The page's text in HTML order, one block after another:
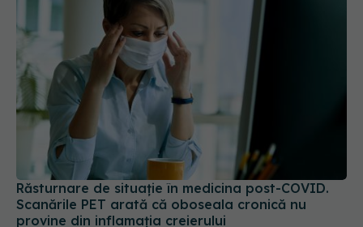
Răsturnare de situație în medicina post-COVID.
Scanările PET arată că oboseala cronică nu
provine din inflamația creierului